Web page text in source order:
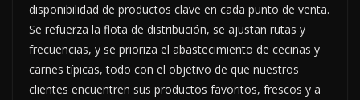
disponibilidad de productos clave en cada punto de venta.
Se refuerza la flota de distribución, se ajustan rutas y
frecuencias, y se prioriza el abastecimiento de cecinas y
carnes típicas, todo con el objetivo de que nuestros
clientes encuentren sus productos favoritos, frescos y a